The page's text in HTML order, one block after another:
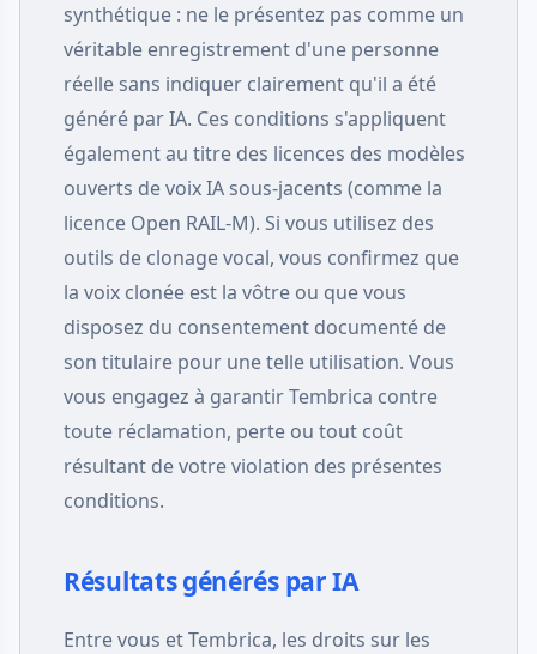
synthétique : ne le présentez pas comme un
véritable enregistrement d'une personne
réelle sans indiquer clairement qu'il a été
généré par IA. Ces conditions s'appliquent
également au titre des licences des modèles
ouverts de voix IA sous-jacents (comme la
licence Open RAIL-M). Si vous utilisez des
outils de clonage vocal, vous confirmez que
la voix clonée est la vôtre ou que vous
disposez du consentement documenté de
son titulaire pour une telle utilisation. Vous
vous engagez à garantir Tembrica contre
toute réclamation, perte ou tout coût
résultant de votre violation des présentes
conditions.
Résultats générés par IA
Entre vous et Tembrica, les droits sur les